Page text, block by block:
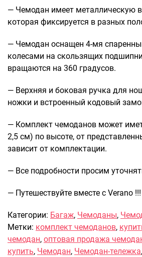
Пеналы для
— Чемодан имеет металлическую
которая фиксируется в разных
— Чемодан оснащен 4-мя
колесами на скользящих
вращаются на 360 градусов.
— Верхняя и боковая ручка для
ножки и встроенный кодовый
— Комплект чемоданов может
2,5 см) по высоте, от
зависит от комплектации.
— Все подробности просим
— Путешествуйте вместе с Verano !!!
Категории: Багаж, Чемоданы,
Метки: комплект чемоданов,
чемодан, оптовая продажа
купить, Чемодан, Чемодан-тележка,